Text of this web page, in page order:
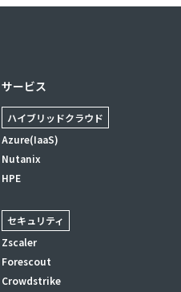
サービス
ハイブリッドクラウド
Azure(IaaS)
Nutanix
HPE
セキュリティ
Zscaler
Forescout
Crowdstrike